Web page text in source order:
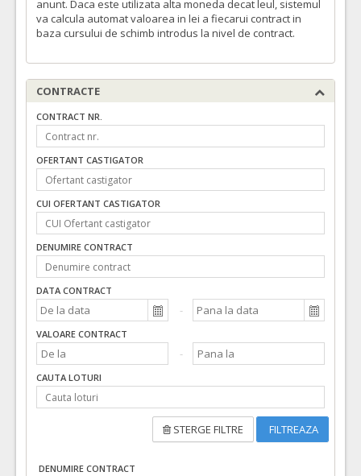
anunt. Daca este utilizata alta moneda decat leul, sistemul
va calcula automat valoarea in lei a fiecarui contract in
baza cursului de schimb introdus la nivel de contract.
CONTRACTE
CONTRACT NR.
OFERTANT CASTIGATOR
CUI OFERTANT CASTIGATOR
DENUMIRE CONTRACT
DATA CONTRACT
VALOARE CONTRACT
CAUTA LOTURI
STERGE FILTRE FILTREAZA
DENUMIRE CONTRACT